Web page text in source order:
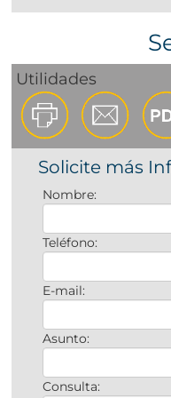
Utilidades
Solicite más
Nombre:
Teléfono:
E-mail:
Asunto:
Consulta: